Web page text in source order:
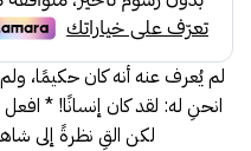
لم يُعرف عنه أنه كان حكيمًا،
انحنِ له: لقد كان إنسانًا! *
لكن القِ نظرةً إلى